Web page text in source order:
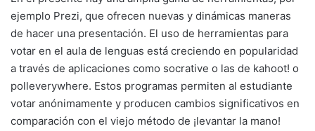
ejemplo Prezi, que ofrecen nuevas y dinámicas maneras
de hacer una presentación. El uso de herramientas para
votar en el aula de lenguas está creciendo en popularidad
a través de aplicaciones como socrative o las de kahoot! o
polleverywhere. Estos programas permiten al estudiante
votar anónimamente y producen cambios significativos en
comparación con el viejo método de ¡levantar la mano!